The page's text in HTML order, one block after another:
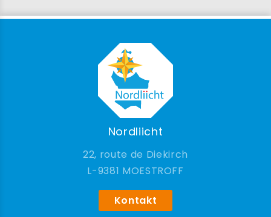
Nordliicht
22, route de Diekirch
9381 MOESTROFF
Kontakt